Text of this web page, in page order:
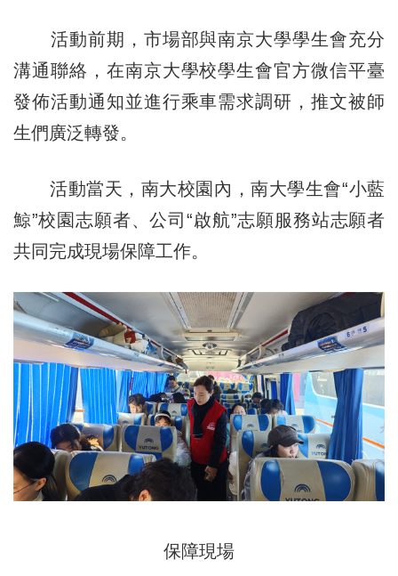
活動前期，市場部與南京大學學生會充分
溝通聯絡，在南京大學校學生會官方微信平臺
發佈活動通知並進行乘車需求調研，推文被師
生們廣泛轉發。
活動當天，南大校園內，南大學生會“小藍
鯨”校園志願者、公司“啟航”志願服務站志願者
共同完成現場保障工作。
保障現場